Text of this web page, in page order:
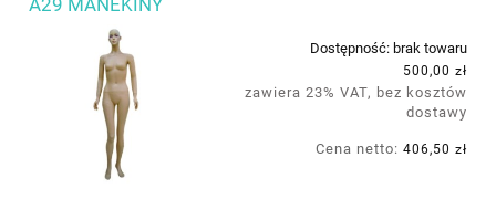
Dostępność: brak towaru
500,00 zł
zawiera 23% VAT, bez kosztów
dostawy
Cena netto: 406,50 zł